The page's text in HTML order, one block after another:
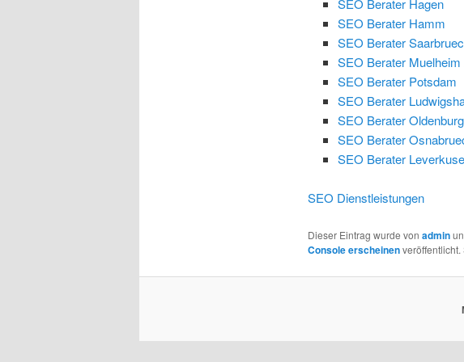
SEO Berater Hagen
SEO Berater Hamm
SEO Berater
SEO Berater
SEO Berater Potsdam
SEO Berater
SEO Berater Oldenburg
SEO Berater
SEO Berater
SEO Dienstleistungen
Dieser Eintrag wurde von admin
Console erscheinenveröffentlicht.